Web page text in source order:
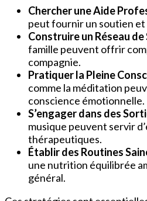
Chercher une Aide
peut fournir un soutien et
Construire un Réseau
famille peuvent offrir
compagnie.
Pratiquer la Pleine
comme la méditation
conscience émotionnelle.
S’engager dans des
musique peuvent servir
thérapeutiques.
Établir des Routines
une nutrition équilibrée
général.